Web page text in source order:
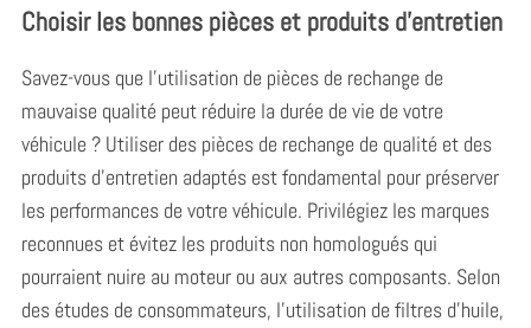
Choisir les bonnes pièces et produits d’entretien
Savez-vous que l’utilisation de pièces de rechange de
mauvaise qualité peut réduire la durée de vie de votre
véhicule ? Utiliser des pièces de rechange de qualité et des
produits d’entretien adaptés est fondamental pour préserver
les performances de votre véhicule. Privilégiez les marques
reconnues et évitez les produits non homologués qui
pourraient nuire au moteur ou aux autres composants. Selon
des études de consommateurs, l’utilisation de filtres d’huile,